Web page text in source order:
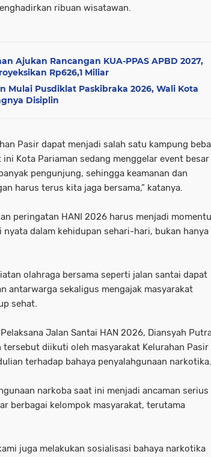
ribuan wisatawan.
Ajukan Rancangan KUA-PPAS APBD 2027,
Rp626,1 Miliar
Mulai Pusdiklat Paskibraka 2026, Wali Kota
Disiplin
Pasir dapat menjadi salah satu kampung
ini Kota Pariaman sedang menggelar event besar
pengunjung, sehingga keamanan dan
harus terus kita jaga bersama,” katanya.
peringatan HANI 2026 harus menjadi
nyata dalam kehidupan sehari-hari, bukan hanya
olahraga bersama seperti jalan santai dapat
antarwarga sekaligus mengajak masyarakat
sehat.
Jalan Santai HAN 2026, Diansyah
tersebut diikuti oleh masyarakat Kelurahan Pasir
terhadap bahaya penyalahgunaan narkotika.
narkoba saat ini menjadi ancaman serius
berbagai kelompok masyarakat, terutama
juga melakukan sosialisasi bahaya narkotika